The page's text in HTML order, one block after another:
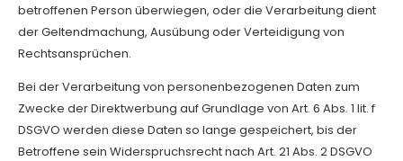
betroffenen Person überwiegen, oder die Verarbeitung dient
der Geltendmachung, Ausübung oder Verteidigung von
Rechtsansprüchen.
Bei der Verarbeitung von personenbezogenen Daten zum
Zwecke der Direktwerbung auf Grundlage von Art. 6 Abs. 1 lit. f
DSGVO werden diese Daten so lange gespeichert, bis der
Betroffene sein Widerspruchsrecht nach Art. 21 Abs. 2 DSGVO